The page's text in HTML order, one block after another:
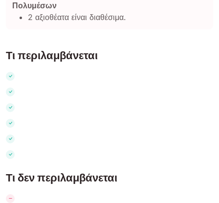
Πολυμέσων
2 αξιοθέατα είναι διαθέσιμα.
Τι περιλαμβάνεται
Τι δεν περιλαμβάνεται